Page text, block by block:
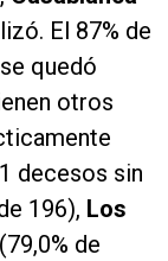
El 87% de
quedó
otros
decesos sin
196), Los
(79,0% de